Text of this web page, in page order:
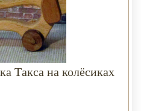
Такса на колёсиках